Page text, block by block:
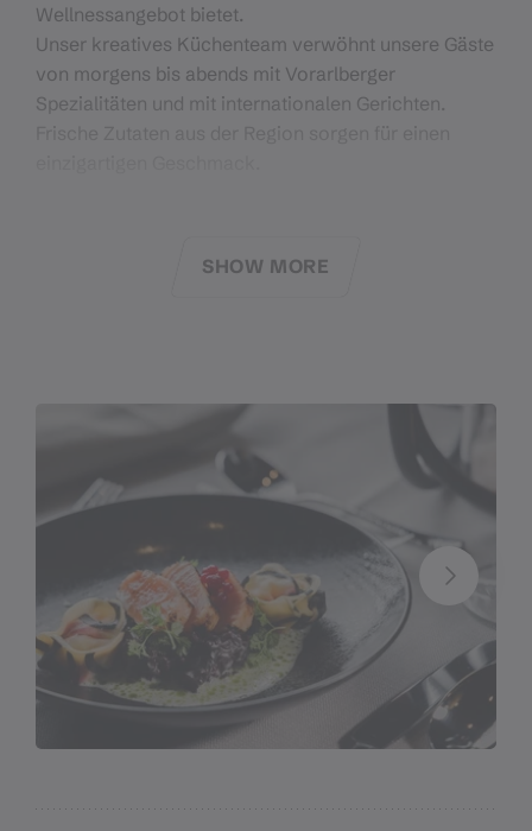
Wellnessangebot bietet.
Unser kreatives Küchenteam verwöhnt unsere Gäste
von morgens bis abends mit Vorarlberger
Spezialitäten und mit internationalen Gerichten.
Nachmittagsbuffet: 14:00 - 16:00 Uhr
Auswahl zwischen Fleisch, Fisch oder
Wir bitten um Voranmeldung.
Mitglied bei derWirtschaft Montafon
SHOW MORE